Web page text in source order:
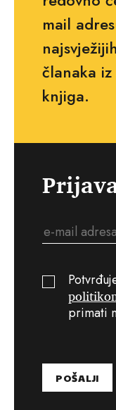
mail
članaka
knjiga.
primati